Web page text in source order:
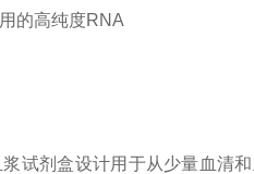
的高纯度RNA
试剂盒设计用于从少量血清